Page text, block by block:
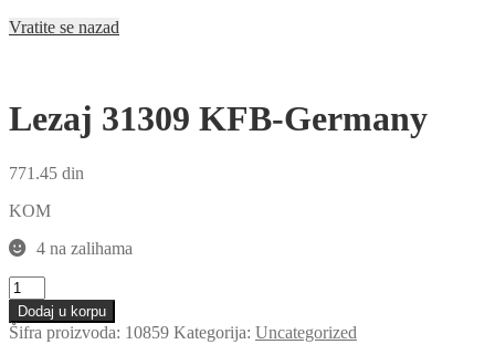
Vratite se nazad
Lezaj 31309 KFB-Germany
771.45 din
KOM
4 na zalihama
Lezaj
31309
KFB-
Germany
Dodaj u korpu
Šifra proizvoda: 10859 Kategorija: Uncategorized